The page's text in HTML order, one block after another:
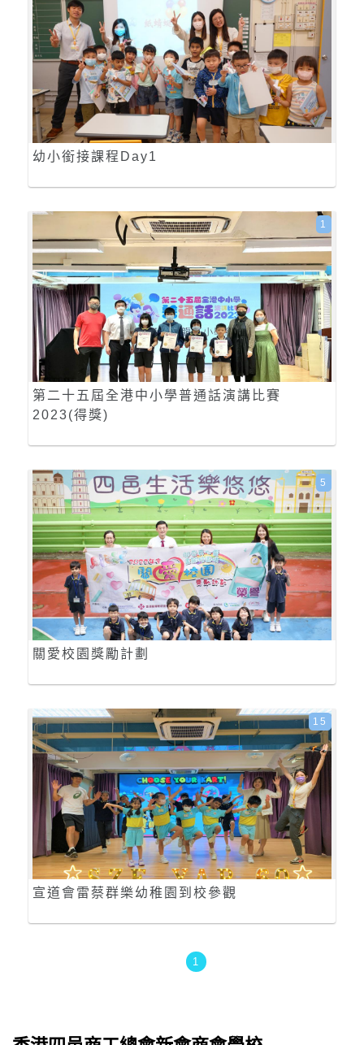
幼小銜接課程Day1
第二十五屆全港中小學普通話演講比賽
2023(得獎)
1
關愛校園獎勵計劃
5
宣道會雷蔡群樂幼稚園到校參觀
15
1